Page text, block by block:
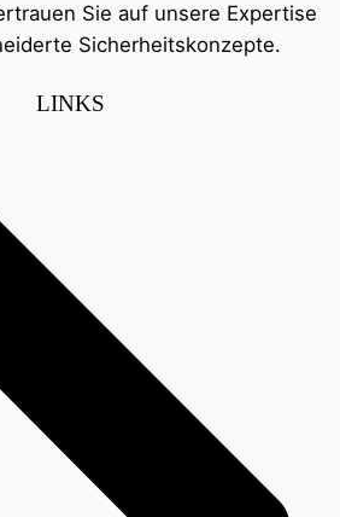
Sie auf unsere Expertise
Sicherheitskonzepte.
LINKS